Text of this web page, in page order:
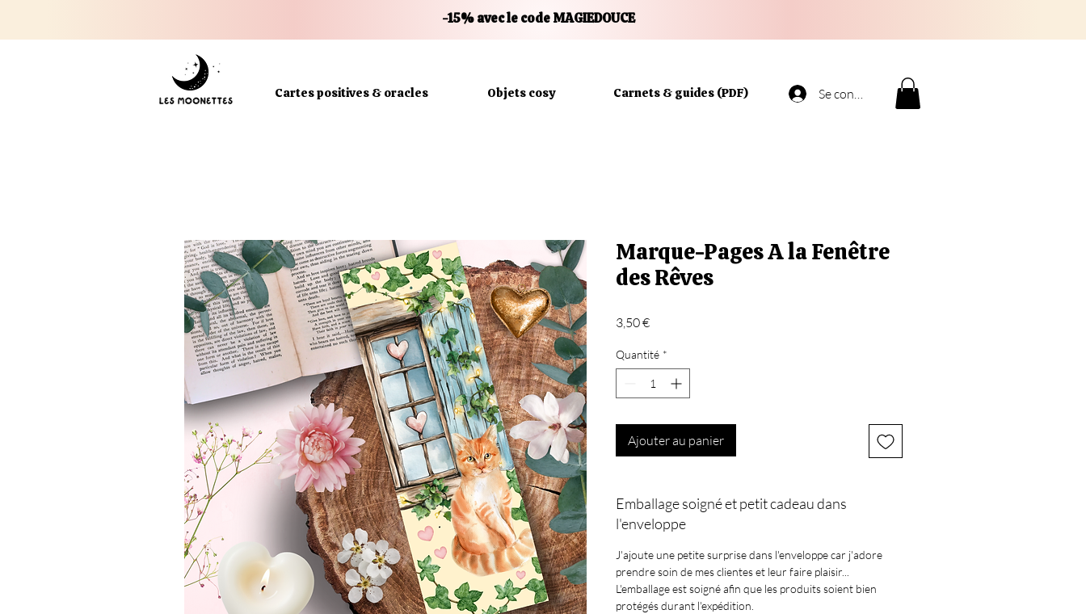
-15% avec le code MAGIEDOUCE
Cartes positives & oracles Objets cosy Carnets & guides (PDF) Se connecter
Marque-Pages A la Fenêtre
des Rêves
3,50 €Prix
Quantité *
Ajouter au panier
Emballage soigné et petit cadeau dans
l'enveloppe
J'ajoute une petite surprise dans l'enveloppe car j'adore
prendre soin de mes clientes et leur faire plaisir...
L'emballage est soigné afin que les produits soient bien
protégés durant l'expédition.